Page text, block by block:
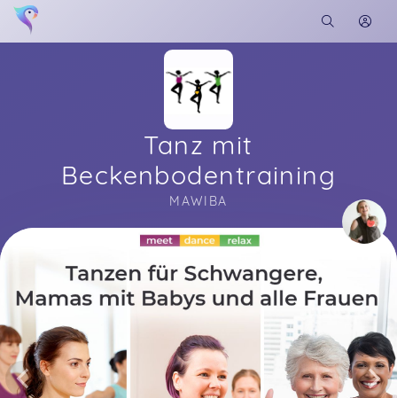
Tanz mit
Beckenbodentraining
MAWIBA
Soon you will learn more about me here...